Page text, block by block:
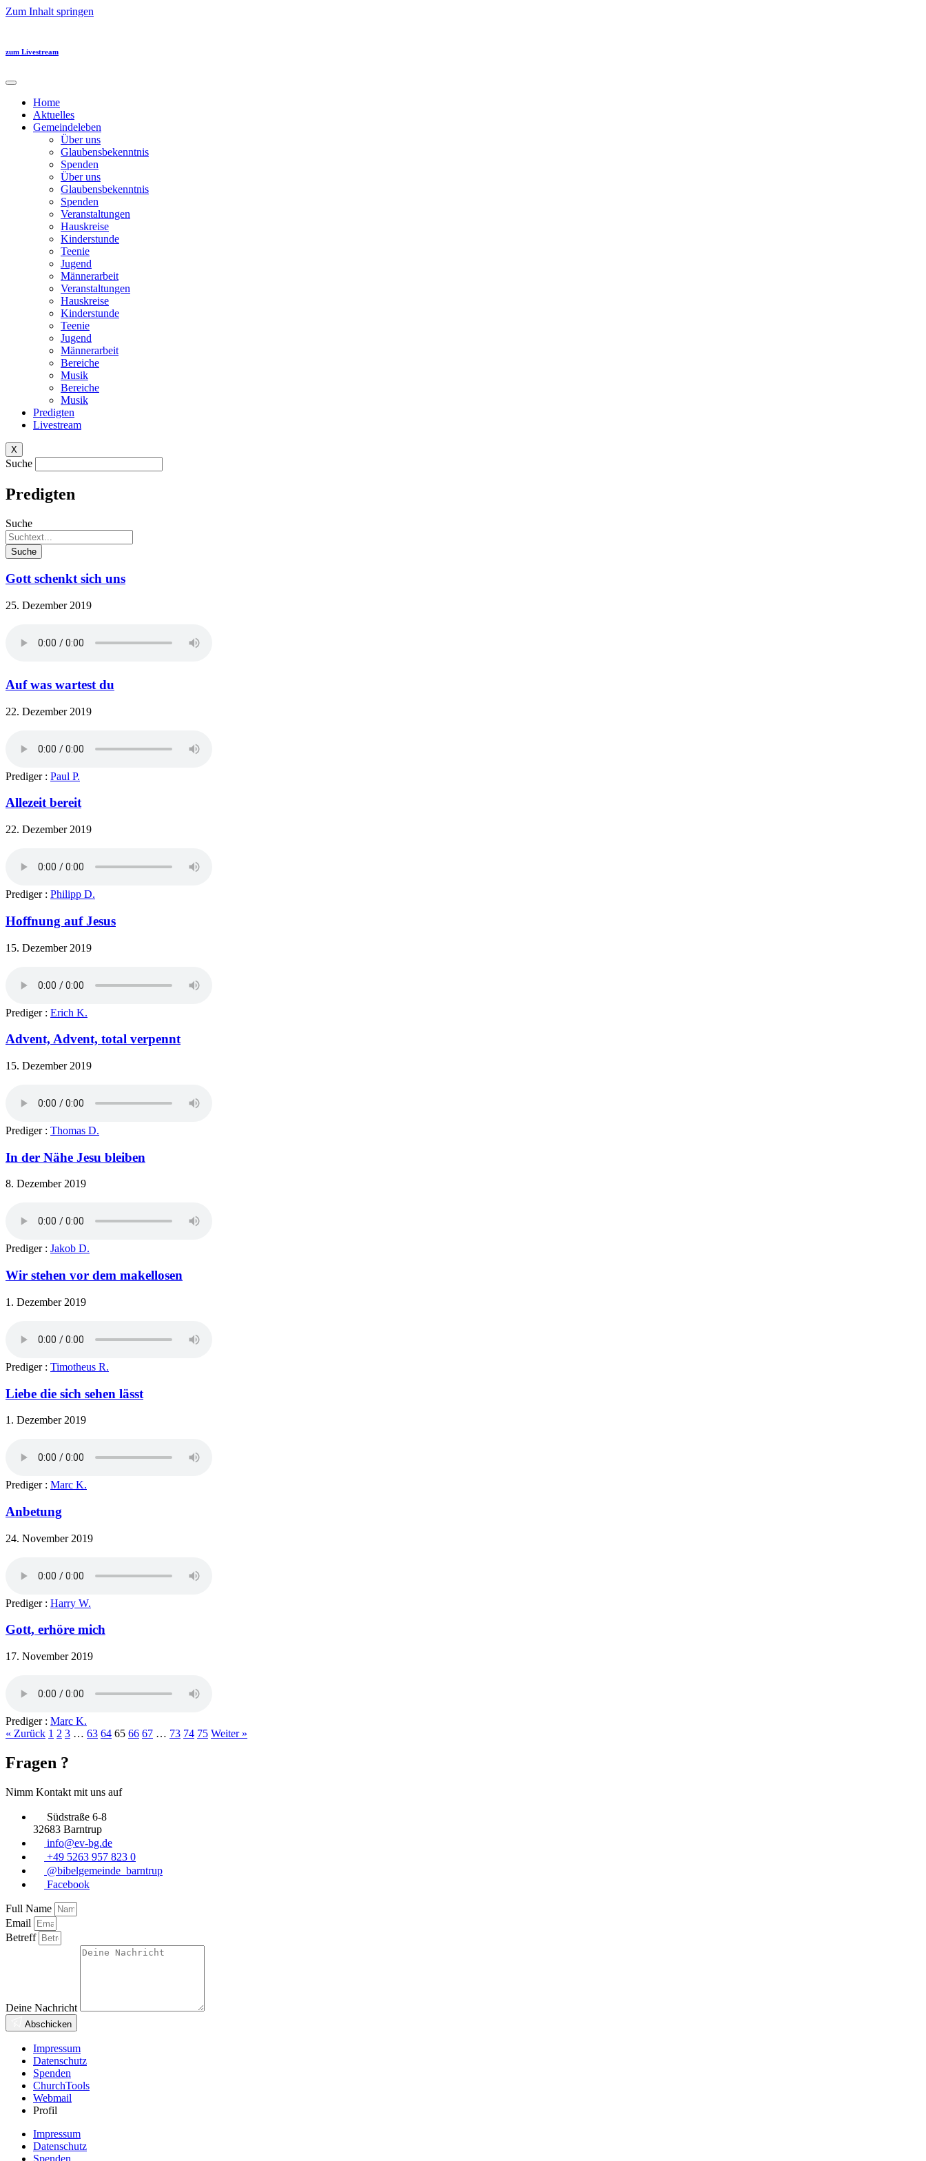
Zum Inhalt springen
zum Livestream
Home
Aktuelles
Gemeindeleben
Über uns
Glaubensbekenntnis
Spenden
Über uns
Glaubensbekenntnis
Spenden
Veranstaltungen
Hauskreise
Kinderstunde
Teenie
Jugend
Männerarbeit
Veranstaltungen
Hauskreise
Kinderstunde
Teenie
Jugend
Männerarbeit
Bereiche
Musik
Bereiche
Musik
Predigten
Livestream
X
Suche
Predigten
Suche
Suche
Gott schenkt sich uns
25. Dezember 2019
Auf was wartest du
22. Dezember 2019
Prediger : Paul P.
Allezeit bereit
22. Dezember 2019
Prediger : Philipp D.
Hoffnung auf Jesus
15. Dezember 2019
Prediger : Erich K.
Advent, Advent, total verpennt
15. Dezember 2019
Prediger : Thomas D.
In der Nähe Jesu bleiben
8. Dezember 2019
Prediger : Jakob D.
Wir stehen vor dem makellosen
1. Dezember 2019
Prediger : Timotheus R.
Liebe die sich sehen lässt
1. Dezember 2019
Prediger : Marc K.
Anbetung
24. November 2019
Prediger : Harry W.
Gott, erhöre mich
17. November 2019
Prediger : Marc K.
« Zurück 1 2 3 … 63 64 65 66 67 … 73 74 75 Weiter »
Fragen ?
Nimm Kontakt mit uns auf
Südstraße 6-8
32683 Barntrup
info@ev-bg.de
+49 5263 957 823 0
@bibelgemeinde_barntrup
Facebook
Full Name
Email
Betreff
Deine Nachricht
Abschicken
Impressum
Datenschutz
Spenden
ChurchTools
Webmail
Profil
Impressum
Datenschutz
Spenden